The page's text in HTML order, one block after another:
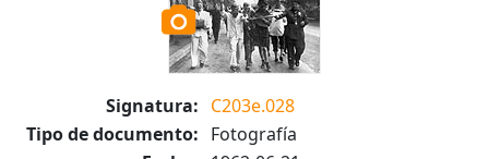
Signatura: C203e.028
Tipo de documento: Fotografía